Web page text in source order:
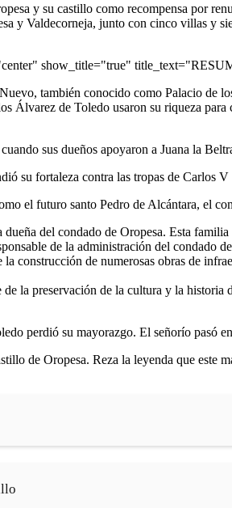
y su castillo como recompensa por
y Valdecorneja, junto con cinco villas y
show_title="true"
también conocido como Palacio de
Álvarez de Toledo usaron su riqueza
sus dueños apoyaron a Juana la
su fortaleza contra las tropas de Carlos
el futuro santo Pedro de Alcántara, el
del condado de Oropesa. Esta
de la administración del condado
construcción de numerosas obras de
la preservación de la cultura y la
perdió su mayorazgo. El señorío pasó
de Oropesa. Reza la leyenda que